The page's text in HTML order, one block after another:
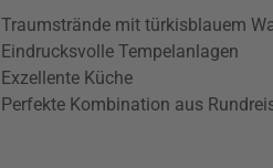
Traumstrände mit türkisblauem
Eindrucksvolle Tempelanlagen
Exzellente Küche
Perfekte Kombination aus